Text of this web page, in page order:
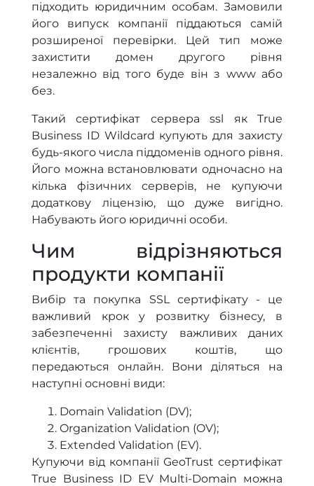
підходить юридичним особам. Замовили
його випуск компанії піддаються самій
розширеної перевірки. Цей тип може
захистити домен другого рівня
незалежно від того буде він з www або
без.
Такий сертифікат сервера ssl як True
Business ID Wildcard купують для захисту
будь-якого числа піддоменів одного рівня.
Його можна встановлювати одночасно на
кілька фізичних серверів, не купуючи
додаткову ліцензію, що дуже вигідно.
Набувають його юридичні особи.
Чим відрізняються
продукти компанії
Вибір та покупка SSL сертифікату - це
важливий крок у розвитку бізнесу, в
забезпеченні захисту важливих даних
клієнтів, грошових коштів, що
передаються онлайн. Вони діляться на
наступні основні види:
Domain Validation (DV);
Organization Validation (OV);
Extended Validation (EV).
Купуючи від компанії GeoTrust сертифікат
True Business ID EV Multi-Domain можна